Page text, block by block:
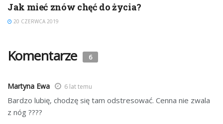
Jak mieć znów chęć do życia?
20 CZERWCA 2019
Komentarze 6
Martyna Ewa 6 lat temu
Bardzo lubię, chodzę się tam odstresować. Cenna nie zwala
z nóg ????